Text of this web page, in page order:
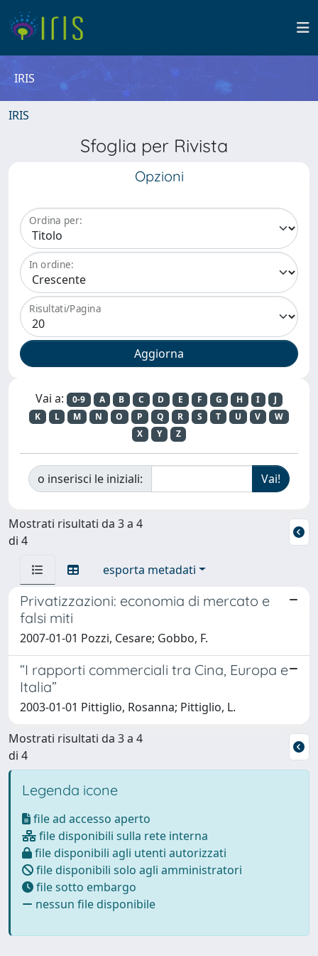
IRIS
IRIS
Sfoglia per Rivista
Opzioni
Ordina per:
In ordine:
Risultati/Pagina
Vai a: 0-9 A B C D E F G H I
J
K
L M N O P Q R S T U V
W
X
Y Z
o inserisci le iniziali:
Mostrati risultati da 3 a 4
di 4
esporta metadati
Privatizzazioni: economia di mercato e
falsi miti
2007-01-01 Pozzi, Cesare; Gobbo, F.
“I rapporti commerciali tra Cina, Europa e
Italia”
2003-01-01 Pittiglio, Rosanna; Pittiglio, L.
Mostrati risultati da 3 a 4
di 4
Legenda icone
file ad accesso aperto
file disponibili sulla rete interna
file disponibili agli utenti autorizzati
file disponibili solo agli amministratori
file sotto embargo
nessun file disponibile